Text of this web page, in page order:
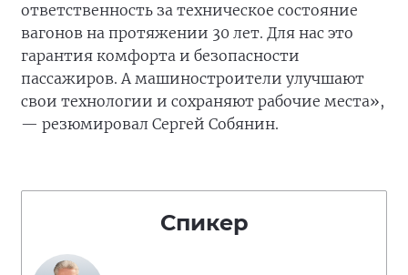
ответственность за техническое состояние
вагонов на протяжении 30 лет. Для нас это
гарантия комфорта и безопасности
пассажиров. А машиностроители улучшают
свои технологии и сохраняют рабочие места»,
— резюмировал Сергей Собянин.
Спикер